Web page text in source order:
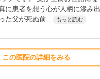
に患者を想う心が人柄に滲み出
た父が死ぬ前...
もっと読む
この医院の詳細をみる